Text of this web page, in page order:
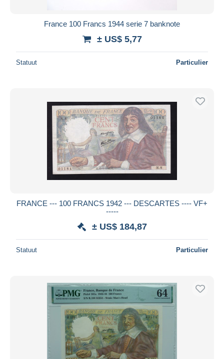
France 100 Francs 1944 serie 7 banknote
± US$ 5,77
Statuut Particulier
FRANCE --- 100 FRANCS 1942 --- DESCARTES ---- VF+
-----
± US$ 184,87
Statuut Particulier